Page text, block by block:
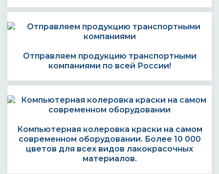
Отправляем продукцию транспортными
компаниями по всей России!
Компьютерная колеровка краски на самом
современном оборудовании. Более 10 000
цветов для всех видов лакокрасочных
материалов.